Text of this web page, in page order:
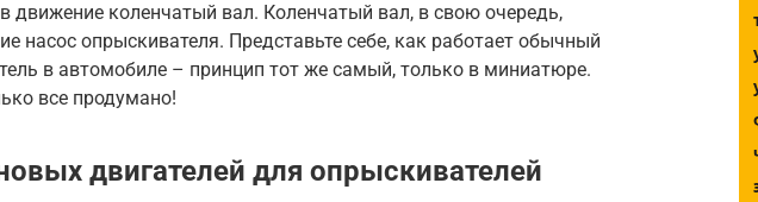
движение коленчатый вал. Коленчатый вал, в свою очередь,
насос опрыскивателя. Представьте себе, как работает обычный
в автомобиле – принцип тот же самый, только в миниатюре.
все продумано!
двигателей для опрыскивателей